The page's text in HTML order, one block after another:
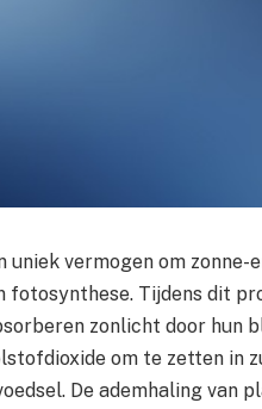
uniek vermogen om
fotosynthese. Tijdens dit
zonlicht door hun
om te zetten in
De ademhaling van